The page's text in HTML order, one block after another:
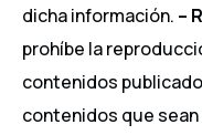
dicha información. –
prohíbe la
contenidos
contenidos que